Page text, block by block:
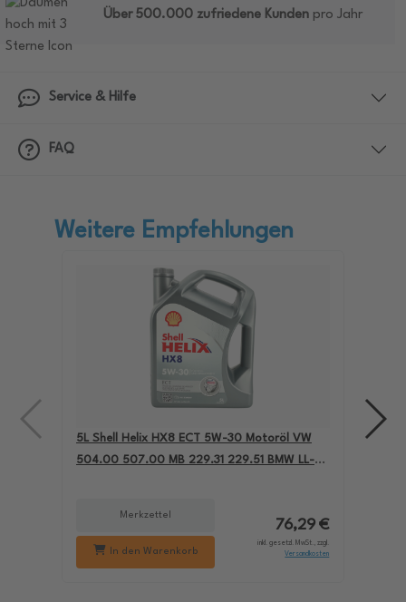
Über 500.000 zufriedene Kunden pro Jahr
Service & Hilfe
FAQ
Weitere Empfehlungen
5L Shell Helix HX8 ECT 5W-30 Motoröl VW
504.00 507.00 MB 229.31 229.51 BMW LL-04
Merkzettel
In den Warenkorb
76,29 €
inkl. gesetzl. MwSt., zzgl.
Versandkosten